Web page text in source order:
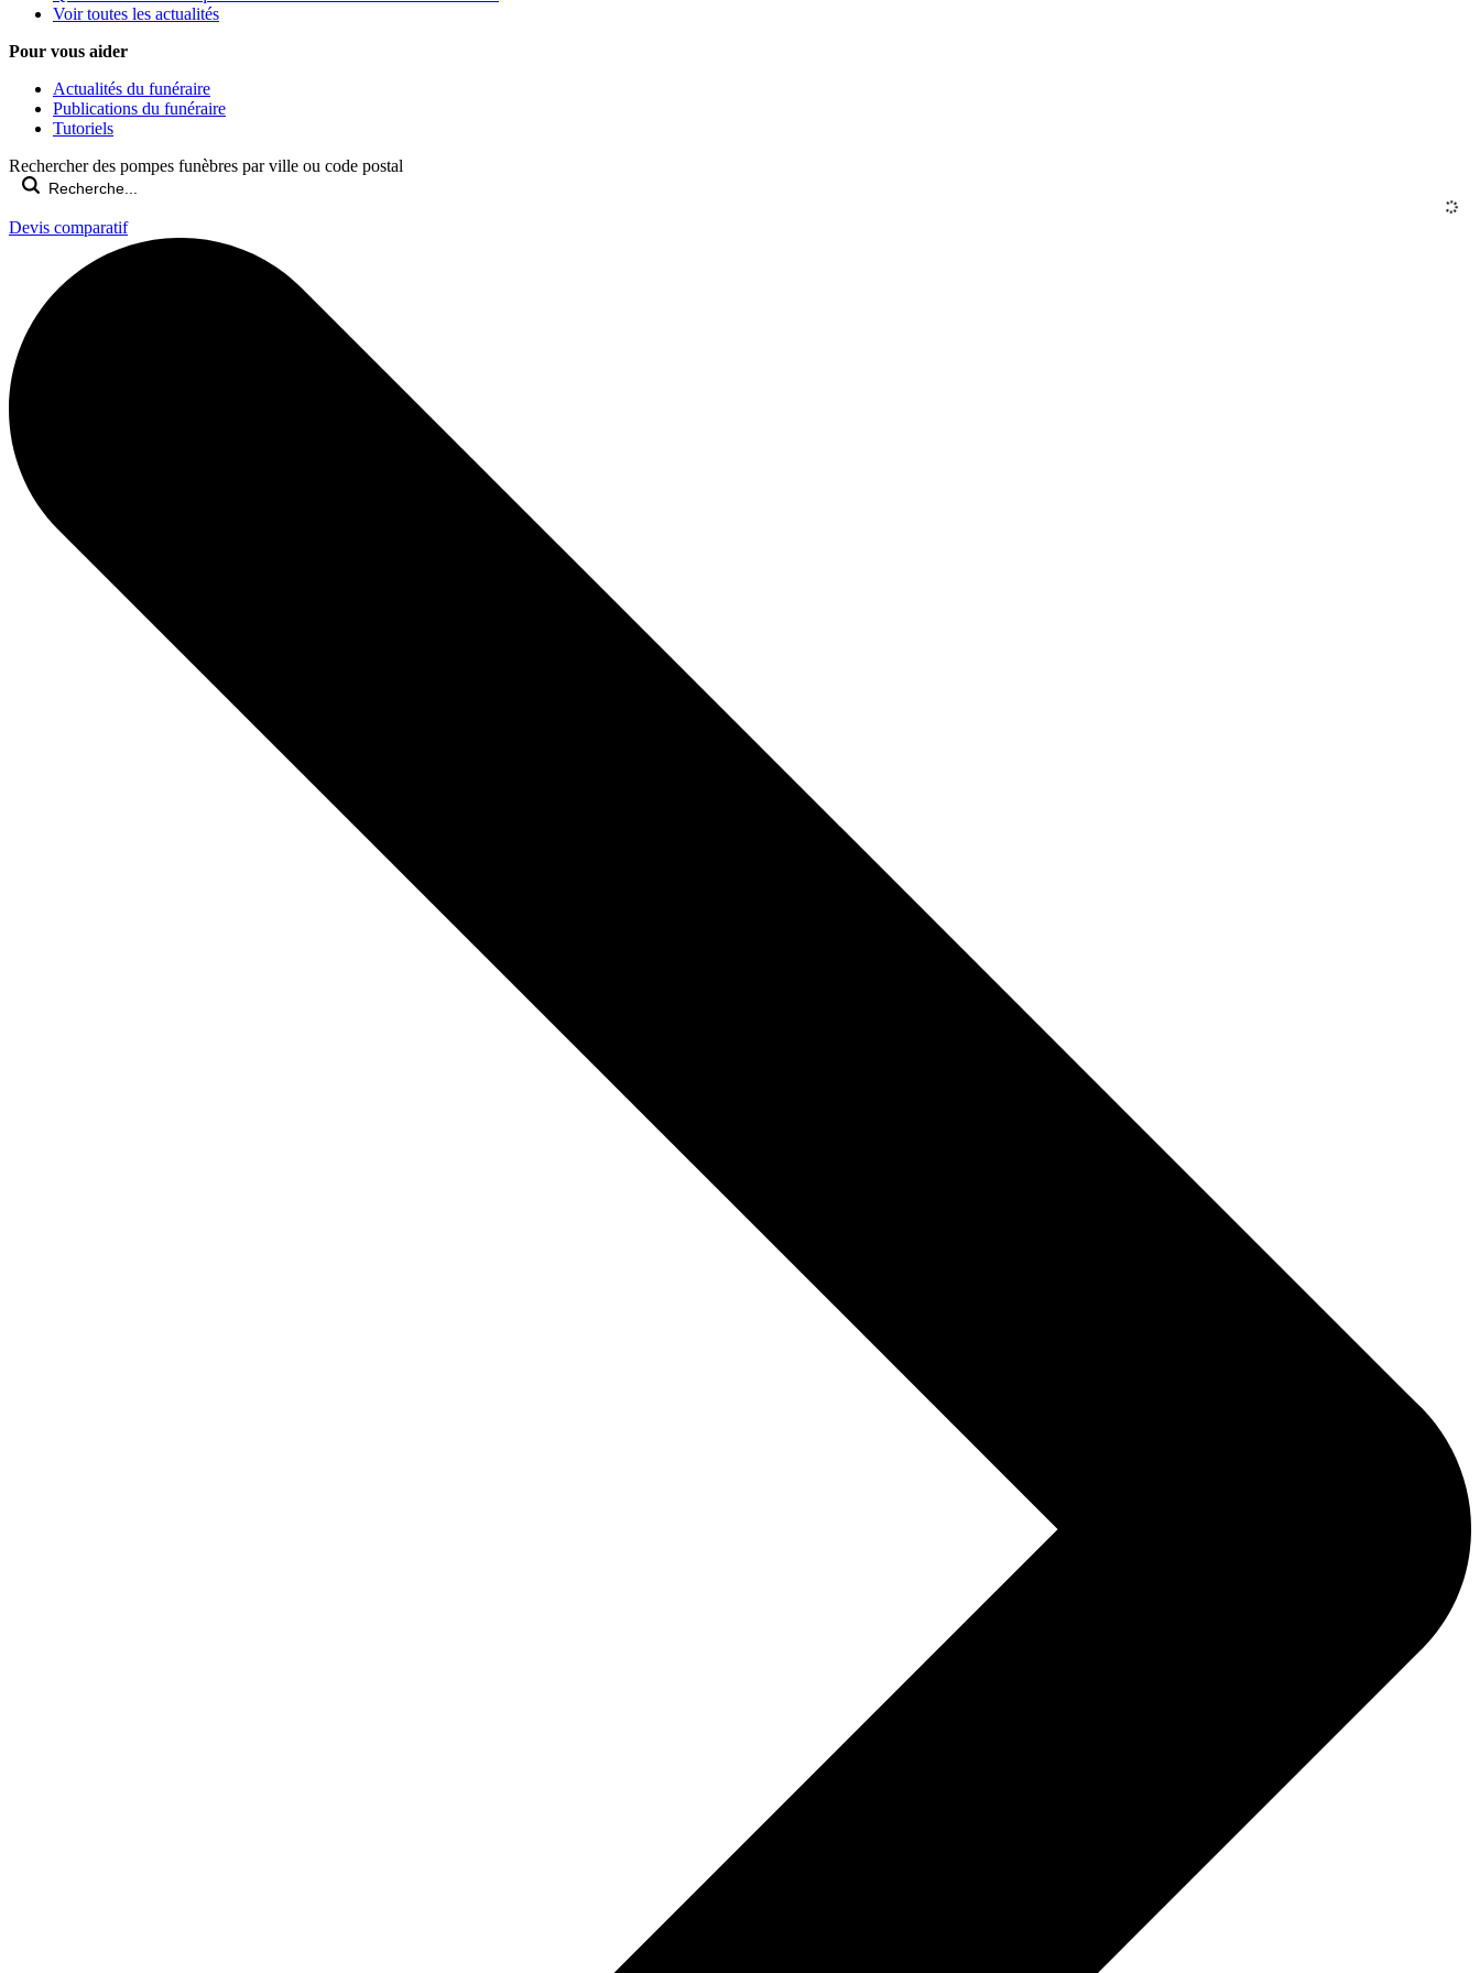
Voir toutes les actualités
Pour vous aider
Actualités du funéraire
Publications du funéraire
Tutoriels
Rechercher des pompes funèbres par ville ou code postal
Devis comparatif